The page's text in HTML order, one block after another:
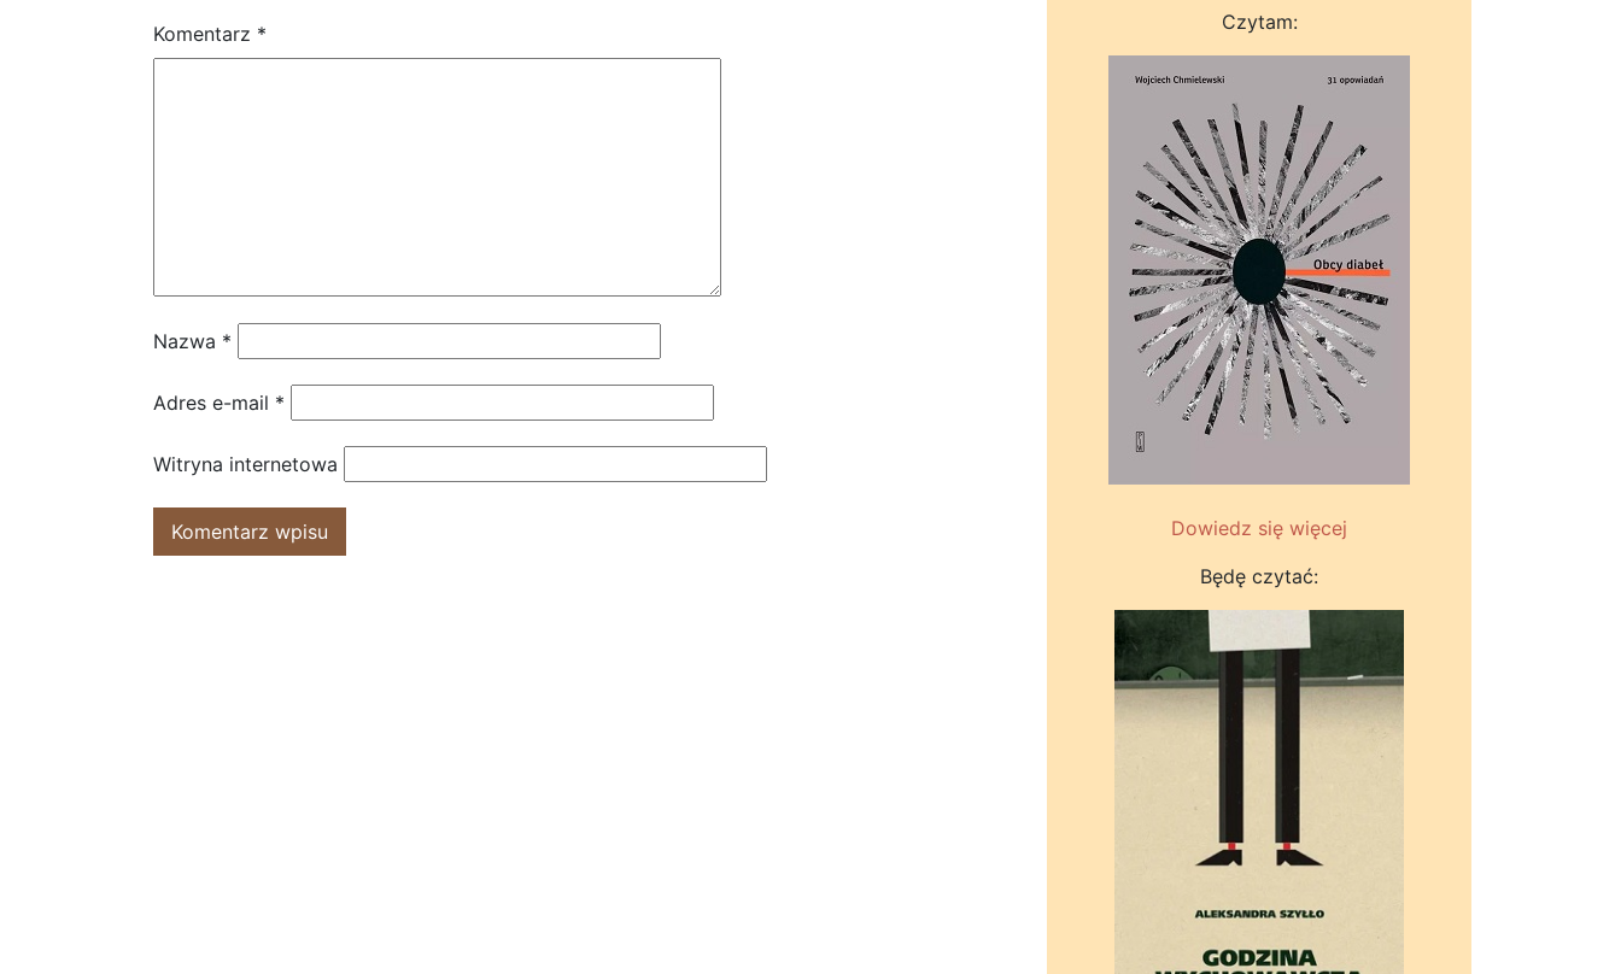
Komentarz *
Nazwa *
Adres e-mail *
Witryna internetowa
Czytam:
Dowiedz się więcej
Będę czytać: